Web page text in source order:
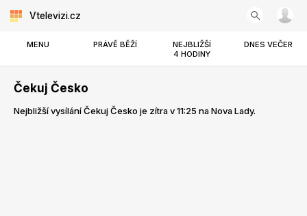
Vtelevizi.cz
MENU PRÁVĚ BĚŽÍ
NEJBLIŽŠÍ
4 HODINY
DNES VEČER
Čekuj Česko
Nejbližší vysílání Čekuj Česko je zítra v 11:25 na Nova Lady.